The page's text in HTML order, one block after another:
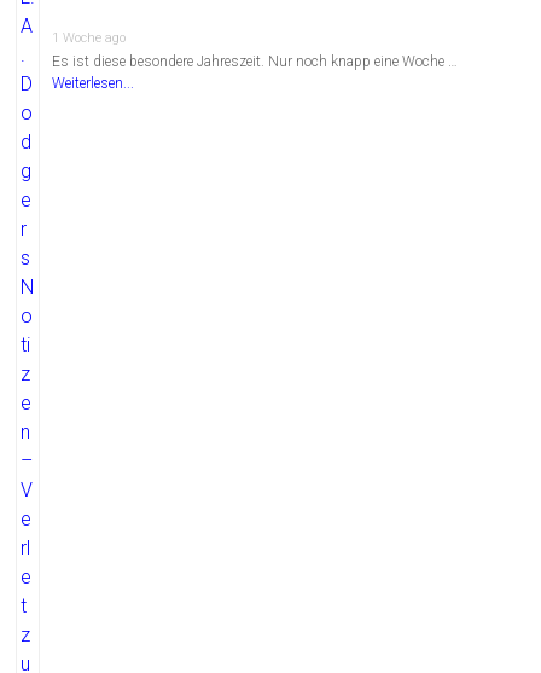
1 Woche ago
Es ist diese besondere Jahreszeit. Nur noch knapp eine Woche …
Weiterlesen...